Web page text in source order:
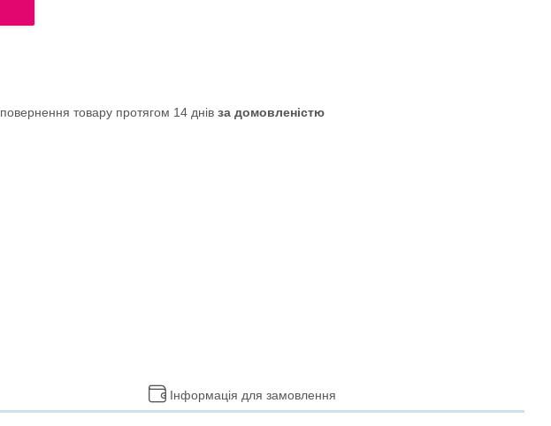
повернення товару протягом 14 днів за домовленістю
Інформація для замовлення